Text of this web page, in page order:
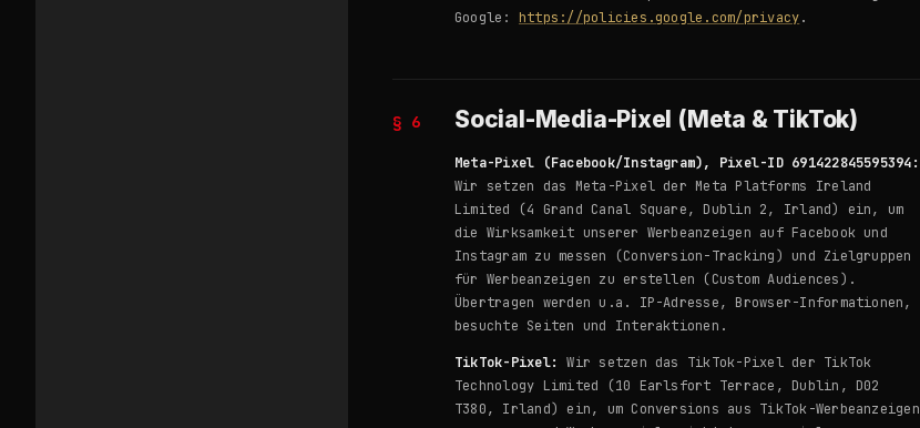
Google: https://policies.google.com/privacy.
§ 6 Social-Media-Pixel (Meta & TikTok)
Meta-Pixel (Facebook/Instagram), Pixel-ID 691422845595394:
Wir setzen das Meta-Pixel der Meta Platforms Ireland
Limited (4 Grand Canal Square, Dublin 2, Irland) ein, um
die Wirksamkeit unserer Werbeanzeigen auf Facebook und
Instagram zu messen (Conversion-Tracking) und Zielgruppen
für Werbeanzeigen zu erstellen (Custom Audiences).
Übertragen werden u.a. IP-Adresse, Browser-Informationen,
besuchte Seiten und Interaktionen.
TikTok-Pixel:
Wir setzen das TikTok-Pixel der TikTok
Technology Limited (10 Earlsfort Terrace, Dublin, D02
T380, Irland) ein, um Conversions aus TikTok-Werbeanzeigen